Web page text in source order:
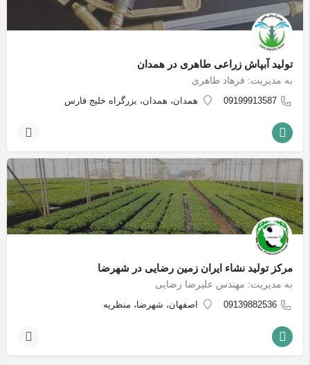
تولید آبپاش زراعی طاهری در همدان
به مدیریت: فرهاد طاهری
09199913587 همدان، همدان، بزرگراه خلیج فارس
مرکز تولید نشاء ایران زمین رضایی در شهرضا
به مدیریت: مهندس علیرضا رضایی
09139882536 اصفهان، شهرضا، منظریه